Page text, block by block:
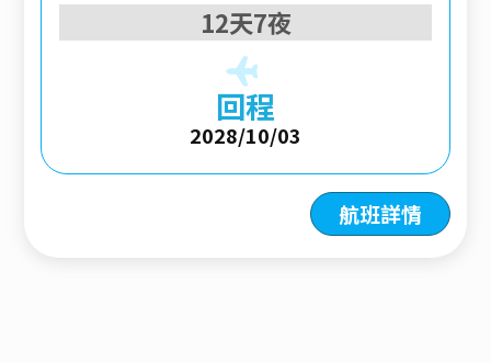
12天7夜
回程
2028/10/03
航班詳情